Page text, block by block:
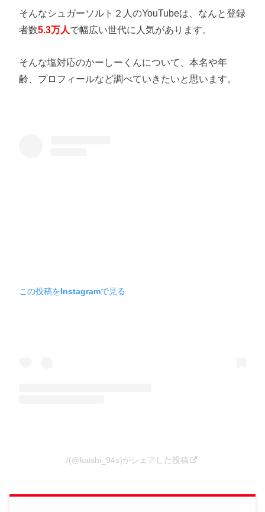
そんなシュガーソルト２人のYouTubeは、なんと登録
者数5.3万人で幅広い世代に人気があります。
そんな塩対応のかーしーくんについて、本名や年
齢、プロフィールなど調べていきたいと思います。
この投稿をInstagramで見る
/(@kaishi_94s)がシェアした投稿